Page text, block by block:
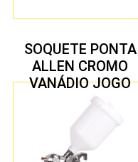
SOQUETE PONTA
ALLEN CROMO
VANÁDIO JOGO
COM 10 PEÇAS